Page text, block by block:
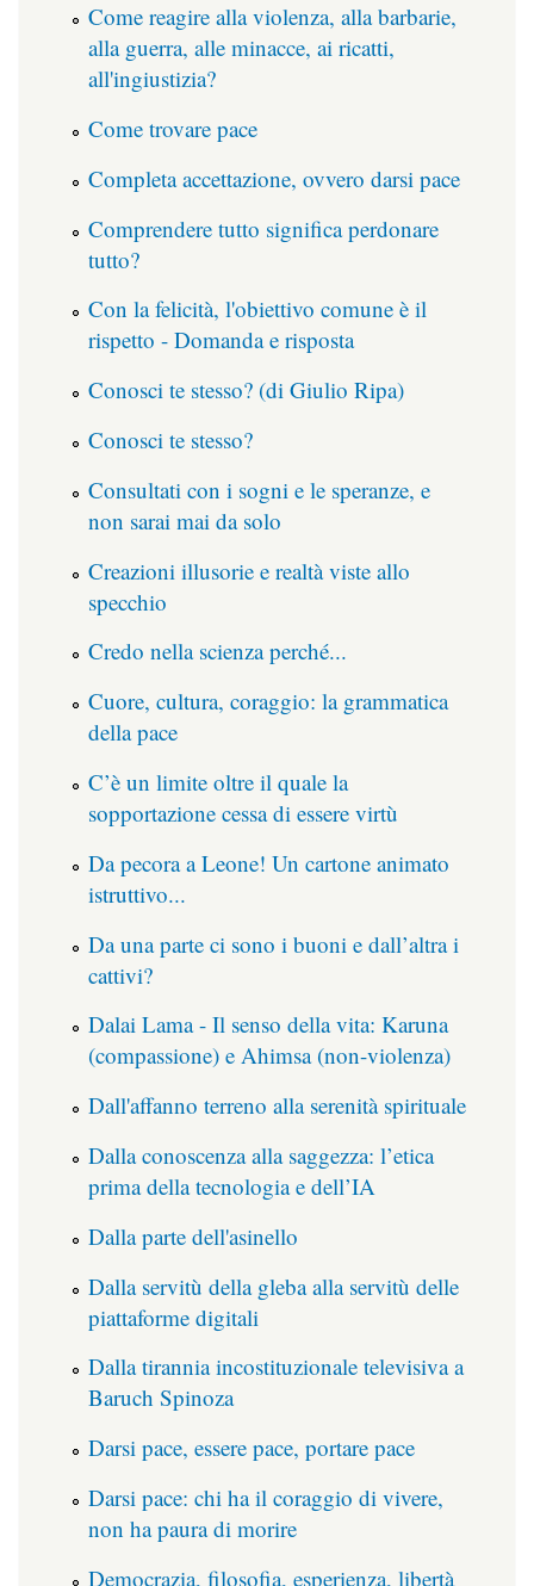
Come reagire alla violenza, alla barbarie,
alla guerra, alle minacce, ai ricatti,
all'ingiustizia?
Come trovare pace
Completa accettazione, ovvero darsi pace
Comprendere tutto significa perdonare
tutto?
Con la felicità, l'obiettivo comune è il
rispetto - Domanda e risposta
Conosci te stesso? (di Giulio Ripa)
Conosci te stesso?
Consultati con i sogni e le speranze, e
non sarai mai da solo
Creazioni illusorie e realtà viste allo
specchio
Credo nella scienza perché...
Cuore, cultura, coraggio: la grammatica
della pace
C’è un limite oltre il quale la
sopportazione cessa di essere virtù
Da pecora a Leone! Un cartone animato
istruttivo...
Da una parte ci sono i buoni e dall’altra i
cattivi?
Dalai Lama - Il senso della vita: Karuna
(compassione) e Ahimsa (non-violenza)
Dall'affanno terreno alla serenità spirituale
Dalla conoscenza alla saggezza: l’etica
prima della tecnologia e dell’IA
Dalla parte dell'asinello
Dalla servitù della gleba alla servitù delle
piattaforme digitali
Dalla tirannia incostituzionale televisiva a
Baruch Spinoza
Darsi pace, essere pace, portare pace
Darsi pace: chi ha il coraggio di vivere,
non ha paura di morire
Democrazia, filosofia, esperienza, libertà